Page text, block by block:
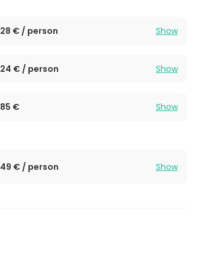
28 € / person Show
24 € / person Show
85 € Show
49 € / person Show